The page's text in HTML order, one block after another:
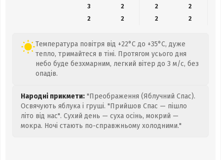
3
2 2
2
2
2 2 2
Температура повітря від +22°C до +35°C, дуже
тепло, тримайтеся в тіні. Протягом усього дня
небо буде безхмарним, легкий вітер до 3 м/с, без
опадів.
Народні прикмети: "Преображення (Яблучний Спас).
Освячують яблука і груші. "Прийшов Спас — пішло
літо від нас". Сухий день — суха осінь, мокрий —
мокра. Ночі стають по-справжньому холодними."